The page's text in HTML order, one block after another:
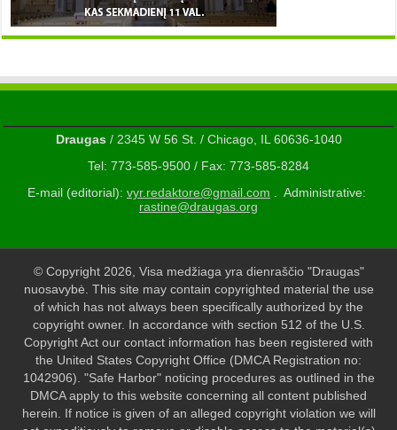
Draugas/ 2345 W 56 St. / Chicago, IL 60636-1040
Tel: 773-585-9500 / Fax: 773-585-8284
E-mail (editorial): vyr.redaktore@gmail.com . Administrative:
rastine@draugas.org
© Copyright 2026, Visa medžiaga yra dienraščio "Draugas"
nuosavybė. This site may contain copyrighted material the use
of which has not always been specifically authorized by the
copyright owner. In accordance with section 512 of the U.S.
Copyright Act our contact information has been registered with
the United States Copyright Office (DMCA Registration no:
1042906). "Safe Harbor" noticing procedures as outlined in the
DMCA apply to this website concerning all content published
herein. If notice is given of an alleged copyright violation we will